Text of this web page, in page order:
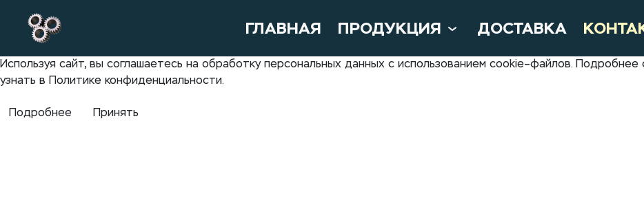
ГЛАВНАЯ ПРОДУКЦИЯ ДОСТАВКА
Используя сайт, вы соглашаетесь на обработку персональных данных с использованием cookie–файлов.
узнать в Политике конфиденциальности.
Подробнее Принять